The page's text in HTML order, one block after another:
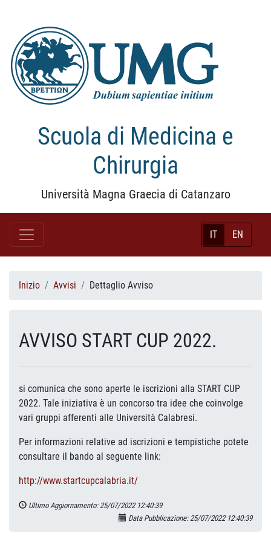
Scuola di Medicina e
Chirurgia
Università Magna Graecia di Catanzaro
IT EN
Inizio Avvisi Dettaglio Avviso
AVVISO START CUP 2022.
si comunica che sono aperte le iscrizioni alla START CUP
2022. Tale iniziativa è un concorso tra idee che coinvolge
vari gruppi afferenti alle Università Calabresi.
Per informazioni relative ad iscrizioni e tempistiche potete
consultare il bando al seguente link:
http://www.startcupcalabria.it/
Ultimo Aggiornamento: 25/07/2022 12:40:39
Data Pubblicazione: 25/07/2022 12:40:39